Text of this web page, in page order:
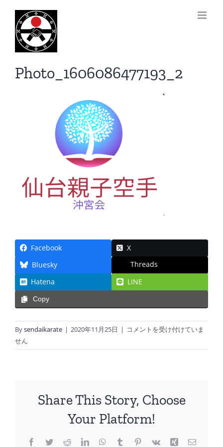
content
Photo_1606086477193_2
Facebook
X
Bluesky
Threads
Hatena
LINE
Copy
Bysendaikarate | 2020年11月25日 | Photo_1606086477193_2
コメントを受け付けていま
せん
Share This Story, Choose
Your Platform!
Facebook
TwitterRedditLinkedInWhatsApp
TumblrPinterest
Vk Xing 電